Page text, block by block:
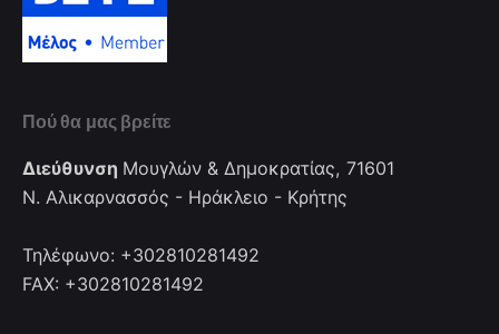
Πού θα μας βρείτε
Διεύθυνση Μουγλών & Δημοκρατίας, 71601
Ν. Αλικαρνασσός - Ηράκλειο - Κρήτης
Τηλέφωνο: +302810281492
FAX: +302810281492